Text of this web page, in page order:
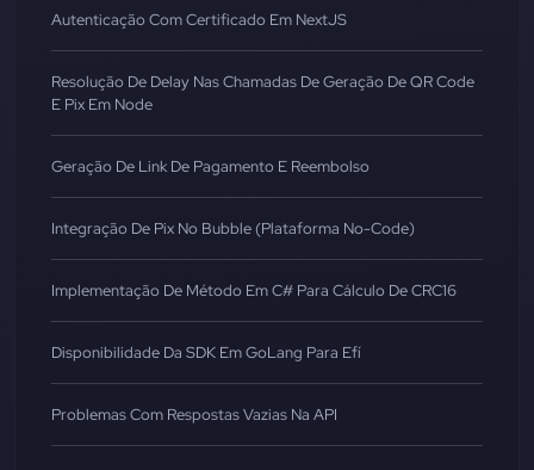
Autenticação Com Certificado Em NextJS
Resolução De Delay Nas Chamadas De Geração De QR Code
E Pix Em Node
Geração De Link De Pagamento E Reembolso
Integração De Pix No Bubble (Plataforma No-Code)
Implementação De Método Em C# Para Cálculo De CRC16
Disponibilidade Da SDK Em GoLang Para Efí
Problemas Com Respostas Vazias Na API